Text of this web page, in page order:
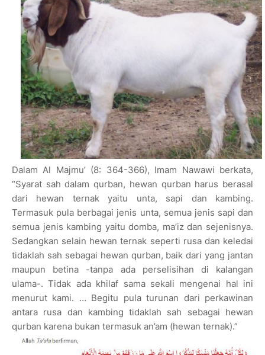
Dalam Al Majmu’ (8: 364-366), Imam Nawawi berkata,
“Syarat sah dalam qurban, hewan qurban harus berasal
dari hewan ternak yaitu unta, sapi dan kambing.
Termasuk pula berbagai jenis unta, semua jenis sapi dan
semua jenis kambing yaitu domba, ma’iz dan sejenisnya.
Sedangkan selain hewan ternak seperti rusa dan keledai
tidaklah sah sebagai hewan qurban, baik dari yang jantan
maupun betina -tanpa ada perselisihan di kalangan
ulama-. Tidak ada khilaf sama sekali mengenai hal ini
menurut kami. … Begitu pula turunan dari perkawinan
antara rusa dan kambing tidaklah sah sebagai hewan
qurban karena bukan termasuk an’am (hewan ternak).”